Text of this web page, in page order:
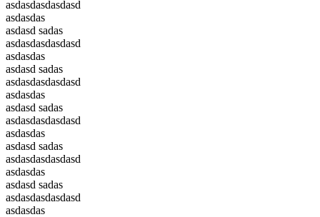
asdasdasdasdasd
asdasdas
asdasd sadas
asdasdasdasdasd
asdasdas
asdasd sadas
asdasdasdasdasd
asdasdas
asdasd sadas
asdasdasdasdasd
asdasdas
asdasd sadas
asdasdasdasdasd
asdasdas
asdasd sadas
asdasdasdasdasd
asdasdas